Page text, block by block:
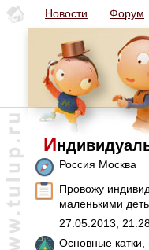
Новости Форум
И
Россия Москва
Провожу
маленькими
27.05.2013,
Основные катки,